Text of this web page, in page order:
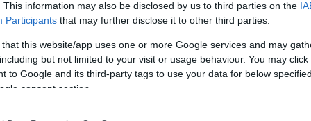
This information may also be disclosed by us to third parties on the
Participants that may further disclose it to other third parties.
that this website/app uses one or more Google services and may
but not limited to your visit or usage behaviour. You may
to Google and its third-party tags to use your data for below
consent section.
του ήλιου.
Ακαδημία Δερματολόγων προτρέπει να φοράτε
του δέρματος και θα σας βοηθάει να